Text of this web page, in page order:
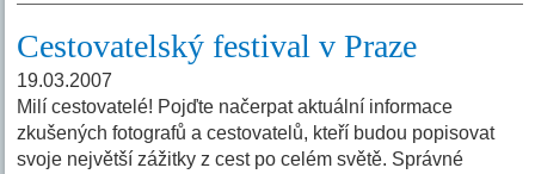
Cestovatelský festival v Praze
19.03.2007
Milí cestovatelé! Pojďte načerpat aktuální informace
zkušených fotografů a cestovatelů, kteří budou popisovat
svoje největší zážitky z cest po celém světě. Správné